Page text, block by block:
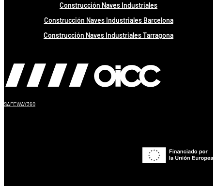
Construcción Naves Industriales
Construcción Naves Industriales Barcelona
Construcción Naves Industriales Tarragona
SAFEWAY360